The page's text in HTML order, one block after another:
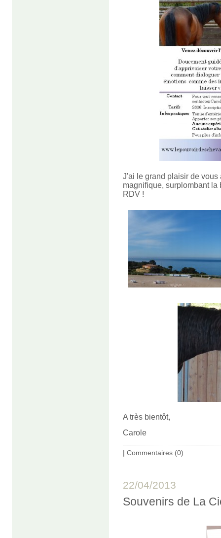
J'ai le grand plaisir de
magnifique, surplombant
RDV !
A très bientôt,
Carole
| Commentaires (0)
22/04/2013
Souvenirs de La